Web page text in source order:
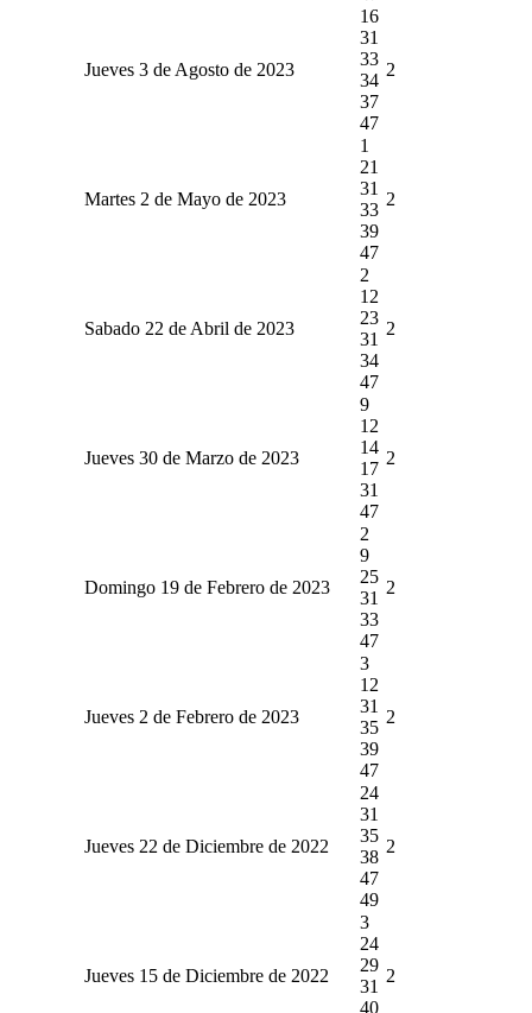
Jueves 3 de Agosto de 2023
16
31
33
34
37
47
2
Martes 2 de Mayo de 2023
1
21
31
33
39
47
2
Sabado 22 de Abril de 2023
2
12
23
31
34
47
2
Jueves 30 de Marzo de 2023
9
12
14
17
31
47
2
Domingo 19 de Febrero de 2023
2
9
25
31
33
47
2
Jueves 2 de Febrero de 2023
3
12
31
35
39
47
2
Jueves 22 de Diciembre de 2022
24
31
35
38
47
49
2
Jueves 15 de Diciembre de 2022
3
24
29
31
40
2